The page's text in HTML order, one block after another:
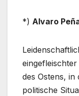
*) Alvaro
des Ostens,
politische